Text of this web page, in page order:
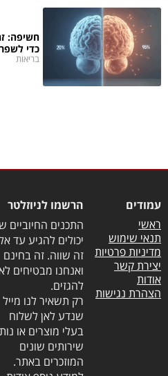
חשיפה:
כדי
בריאות
עמודים
ראשי
תנאי שימוש
מדיניות פרטיות
יצירת קשר
אודות
הצהרת נגישות
הרשמו לניוזלטר
התכנים החיוביים
יכולים להגיע עד
זה שווה. זה בחינם
ואנחנו מבטיחים
להגזים.
רק תשאיר לנו מייל
שנדע לאן לשלוח
בעלי מוצרים או
שירותים שונים
המוזכרים באתר.